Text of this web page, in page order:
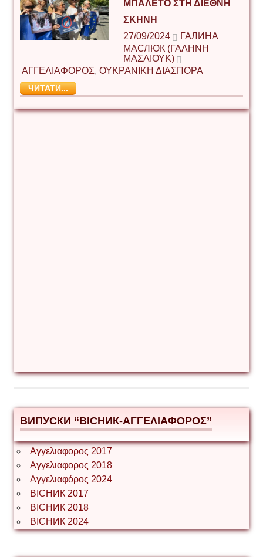
ΜΠΑΛΈΤΟ ΣΤΗ ΔΙΕΘΝΉ
ΣΚΗΝΉ
27/09/2024
ГАЛИНА
МАСЛЮК (ΓΑΛΉΝΗ
ΜΑΣΛΙΟΎΚ)
ΑΓΓΕΛΙΑΦΟΡΟΣ ΟΥΚΡΑΝΙΚΗ ΔΙΑΣΠΟΡΑ
ЧИТАТИ...
ВИПУСКИ “ВІСНИК-ΑΓΓΕΛΙΑΦΟΡΟΣ”
Αγγελιαφορος 2017
Αγγελιαφορος 2018
Αγγελιαφόρος 2024
ВІСНИК 2017
ВІСНИК 2018
ВІСНИК 2024